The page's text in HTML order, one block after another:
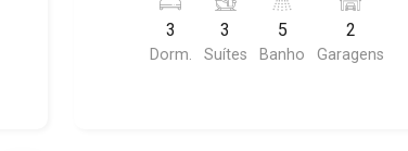
as características deste imóvel que a
Martinelli Imobiliária selecionou para
você: - 144m² de área útil - 3 suítes
3
Dorm.
3
Suítes
5
Banho
2
Garagens